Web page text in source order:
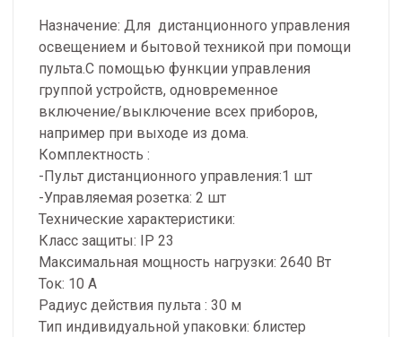
Назначение: Для дистанционного управления
освещением и бытовой техникой при помощи
пульта.С помощью функции управления
группой устройств, одновременное
включение/выключение всех приборов,
например при выходе из дома.
Комплектность :
-Пульт дистанционного управления:1 шт
-Управляемая розетка: 2 шт
Технические характеристики:
Класс защиты: IP 23
Максимальная мощность нагрузки: 2640 Вт
Ток: 10 А
Радиус действия пульта : 30 м
Тип индивидуальной упаковки: блистер